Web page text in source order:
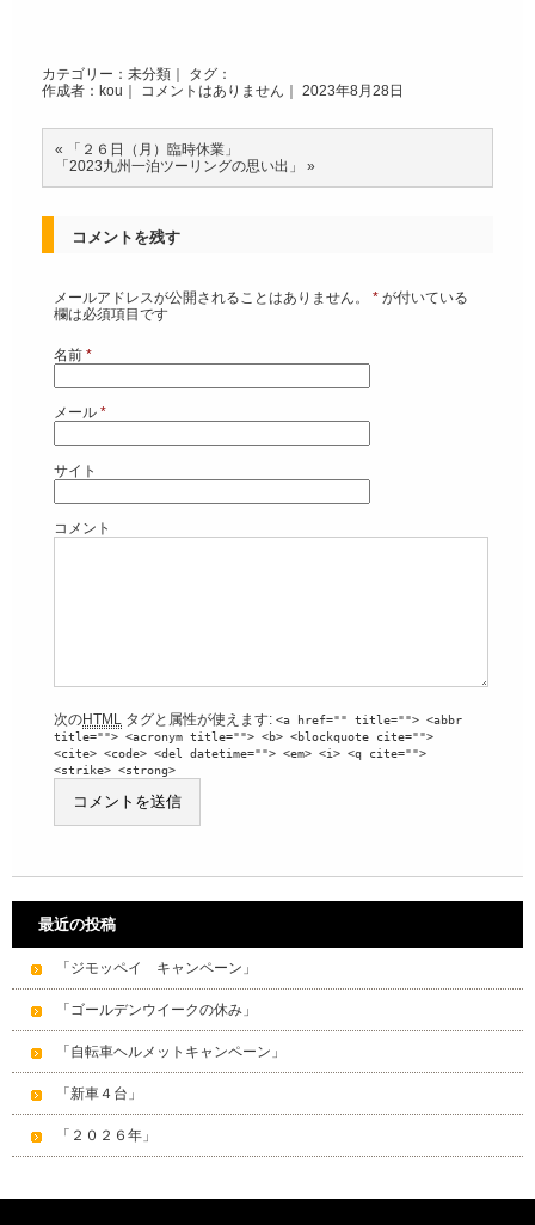
カテゴリー： 未分類 ｜ タグ：
作成者：kou｜ コメントはありません ｜ 2023年8月28日
«
「２６日（月）臨時休業」
「2023九州一泊ツーリングの思い出」
»
コメントを残す
メールアドレスが公開されることはありません。 * が付いている
欄は必須項目です
名前 *
メール *
サイト
コメント
次のHTML タグと属性が使えます: <a href="" title=""> <abbr
title=""> <acronym title=""> <b> <blockquote cite="">
<cite> <code> <del datetime=""> <em> <i> <q cite="">
<strike> <strong>
最近の投稿
「ジモッペイ キャンペーン」
「ゴールデンウイークの休み」
「自転車ヘルメットキャンペーン」
「新車４台」
「２０２６年」